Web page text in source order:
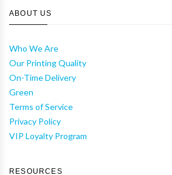
ABOUT US
Who We Are
Our Printing Quality
On-Time Delivery
Green
Terms of Service
Privacy Policy
VIP Loyalty Program
RESOURCES